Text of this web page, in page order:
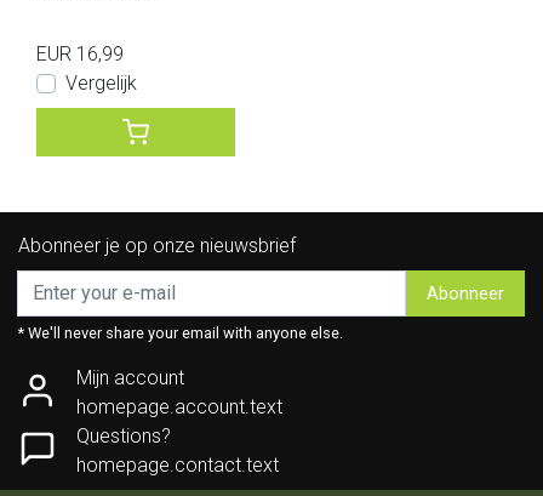
EUR 16,99
Vergelijk
Abonneer je op onze nieuwsbrief
Abonneer
* We'll never share your email with anyone else.
Mijn account
homepage.account.text
Questions?
homepage.contact.text